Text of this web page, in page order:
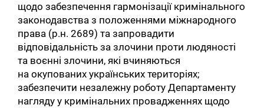
щодо забезпечення гармонізації кримінального
законодавства з положеннями міжнародного
права (р.н. 2689) та запровадити
відповідальність за злочини проти людяності
та воєнні злочини, які вчиняються
на окупованих українських територіях;
забезпечити незалежну роботу Департаменту
нагляду у кримінальних провадженнях щодо